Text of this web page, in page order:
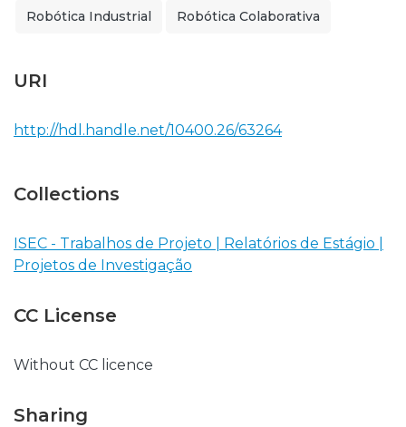
Robótica Industrial Robótica Colaborativa
URI
http://hdl.handle.net/10400.26/63264
Collections
ISEC - Trabalhos de Projeto | Relatórios de Estágio |
Projetos de Investigação
CC License
Without CC licence
Sharing